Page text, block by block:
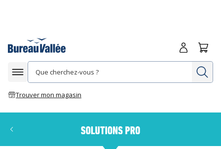
Afficher la navigation
Trouver mon magasin
Me